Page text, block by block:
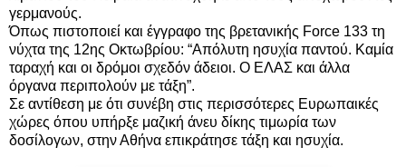
γερμανούς.
Όπως πιστοποιεί και έγγραφο της βρετανικής Force 133 τη
νύχτα της 12ης Οκτωβρίου: “Απόλυτη ησυχία παντού. Καμία
ταραχή και οι δρόμοι σχεδόν άδειοι. Ο ΕΛΑΣ και άλλα
όργανα περιπολούν με τάξη”.
Σε αντίθεση με ότι συνέβη στις περισσότερες Ευρωπαικές
χώρες όπου υπήρξε μαζική άνευ δίκης τιμωρία των
δοσίλογων, στην Αθήνα επικράτησε τάξη και ησυχία.